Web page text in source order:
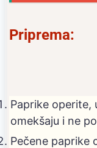
Priprema:
Paprike operite,
omekšaju i ne
Pečene paprike